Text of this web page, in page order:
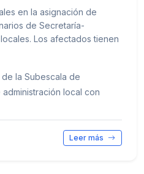
en la asignación de
de Secretaría-
Los afectados tienen
la Subescala de
local con
Leer más